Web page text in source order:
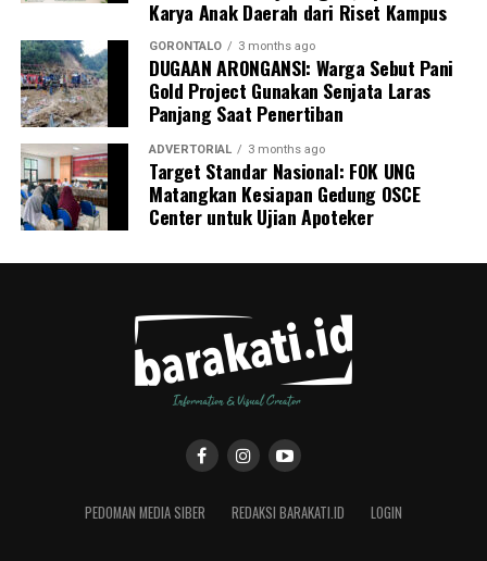
pencegahan tuberkulosis.Karya Anak Daerah dari Riset Kampus
GORONTALO 3 months ago
DUGAAN ARONGANSI: Warga Sebut Pani
Gold Project Gunakan Senjata Laras
Panjang Saat Penertiban
ADVERTORIAL 3 months ago
Target Standar Nasional: FOK UNG
Matangkan Kesiapan Gedung OSCE
Center untuk Ujian Apoteker
PEDOMAN MEDIA SIBER REDAKSI BARAKATI.ID LOGIN